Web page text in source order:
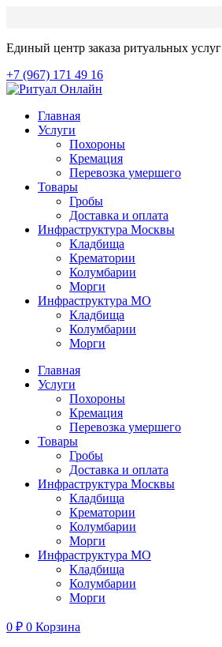
Единый центр заказа ритуальных услуг
+7 (967) 171 49 16
Главная
Услуги
Похороны
Кремация
Перевозка умершего
Товары
Гробы
Доставка и оплата
Инфраструктура Москвы
Кладбища
Крематории
Колумбарии
Морги
Инфраструктура МО
Кладбища
Колумбарии
Морги
Главная
Услуги
Похороны
Кремация
Перевозка умершего
Товары
Гробы
Доставка и оплата
Инфраструктура Москвы
Кладбища
Крематории
Колумбарии
Морги
Инфраструктура МО
Кладбища
Колумбарии
Морги
0 ₽ 0 Корзина